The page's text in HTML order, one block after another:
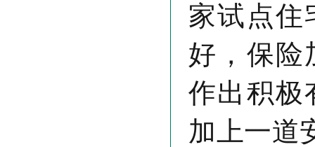
家试点住
好，保险
作出积极
加上一道